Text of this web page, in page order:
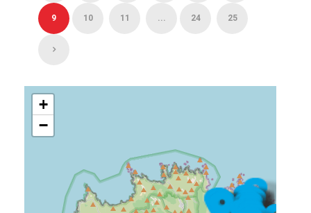
9 10 11 ... 24 25
+
−